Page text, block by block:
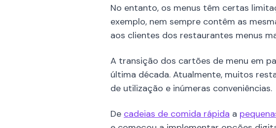
No entanto, os menus têm certas
exemplo, nem sempre contêm as
aos clientes dos restaurantes menus
A transição dos cartões de menu em
última década. Atualmente, muitos
de utilização e inúmeras conveniências.
De cadeias de comida rápida a